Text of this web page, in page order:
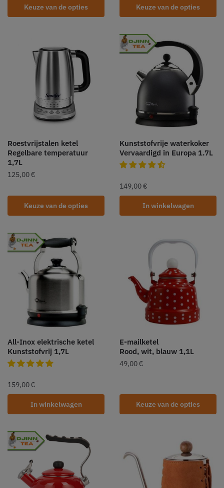
Keuze van de opties Keuze van de opties
Roestvrijstalen ketel
Regelbare temperatuur
1,7L
125,00 €
Keuze van de opties
Kunststofvrije waterkoker
Vervaardigd in Europa 1.7L
149,00 €
In winkelwagen
All-Inox elektrische ketel
Kunststofvrij 1,7L
159,00 €
In winkelwagen
E-mailketel
Rood, wit, blauw 1,1L
49,00 €
Keuze van de opties